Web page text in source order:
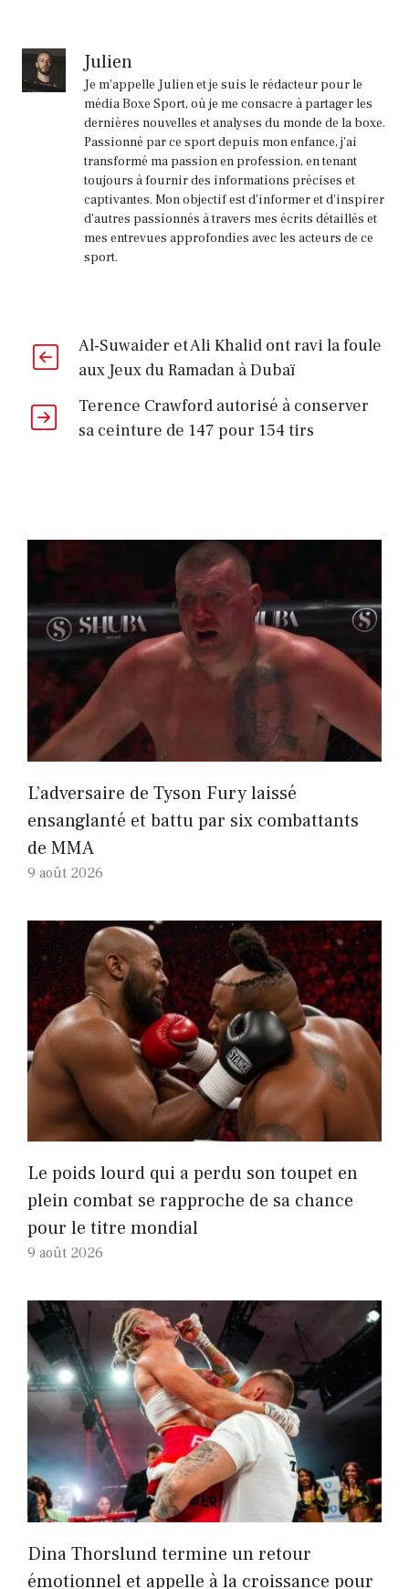
Julien
Je m'appelle Julien et je suis le rédacteur pour le
média Boxe Sport, où je me consacre à partager les
dernières nouvelles et analyses du monde de la boxe.
Passionné par ce sport depuis mon enfance, j'ai
transformé ma passion en profession, en tenant
toujours à fournir des informations précises et
captivantes. Mon objectif est d'informer et d'inspirer
d'autres passionnés à travers mes écrits détaillés et
mes entrevues approfondies avec les acteurs de ce
sport.
Al-Suwaider et Ali Khalid ont ravi la foule
aux Jeux du Ramadan à Dubaï
Terence Crawford autorisé à conserver
sa ceinture de 147 pour 154 tirs
L’adversaire de Tyson Fury laissé
ensanglanté et battu par six combattants
de MMA
9 août 2026
Le poids lourd qui a perdu son toupet en
plein combat se rapproche de sa chance
pour le titre mondial
9 août 2026
Dina Thorslund termine un retour
émotionnel et appelle à la croissance pour